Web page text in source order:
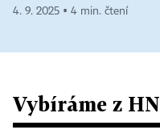
4. 9. 2025 ▪ 4 min. čtení
Vybíráme z HN